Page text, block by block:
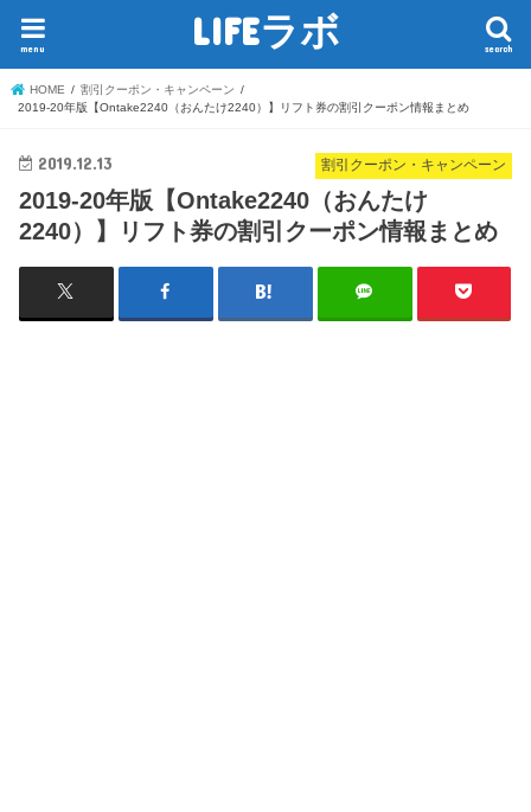
LIFEラボ search
menu
HOME
割引クーポン・キャンペーン
2019-20年版【Ontake2240（おんたけ2240）】リフト券の割引クーポン情報まとめ
割引クーポン・キャンペーン
2019.12.13
2019-20年版【Ontake2240（おんたけ
2240）】リフト券の割引クーポン情報まとめ